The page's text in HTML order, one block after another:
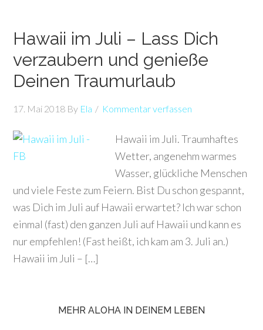
Hawaii im Juli – Lass Dich
verzaubern und genieße
Deinen Traumurlaub
17. Mai 2018 By Ela Kommentar verfassen
Hawaii im Juli. Traumhaftes
Wetter, angenehm warmes
Wasser, glückliche Menschen
und viele Feste zum Feiern. Bist Du schon gespannt,
was Dich im Juli auf Hawaii erwartet? Ich war schon
einmal (fast) den ganzen Juli auf Hawaii und kann es
nur empfehlen! (Fast heißt, ich kam am 3. Juli an.)
Hawaii im Juli – […]
MEHR ALOHA IN DEINEM LEBEN